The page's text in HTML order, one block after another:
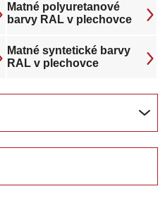
Matné polyuretanové
barvy RAL v plechovce
Matné syntetické barvy
RAL v plechovce